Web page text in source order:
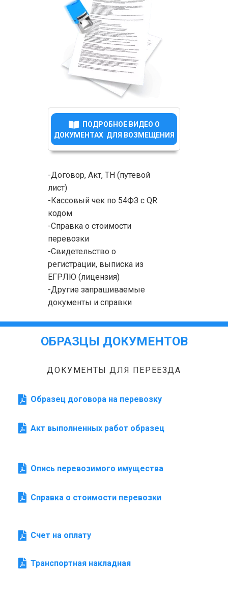
-Договор, Акт, ТН (путевой
лист)
-Кассовый чек по 54ФЗ с QR
кодом
-Справка о стоимости
перевозки
-Свидетельство о
регистрации, выписка из
ЕГРЛЮ (лицензия)
-Другие запрашиваемые
документы и справки
ПОДРОБНОЕ ВИДЕО О
ДОКУМЕНТАХ ДЛЯ ВОЗМЕЩЕНИЯ
ОБРАЗЦЫ ДОКУМЕНТОВ
ДОКУМЕНТЫ ДЛЯ ПЕРЕЕЗДА
Образец договора на перевозку
Акт выполненных работ образец
Опись перевозимого имущества
Справка о стоимости перевозки
Счет на оплату
Транспортная накладная